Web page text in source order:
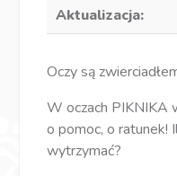
Aktualizacja:
Oczy są
W oczach PIKNIKA
o pomoc, o ratunek!
wytrzymać?